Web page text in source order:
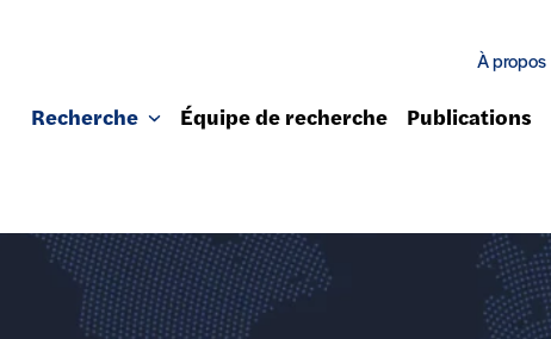
À propos
Recherche Équipe de recherche Publications